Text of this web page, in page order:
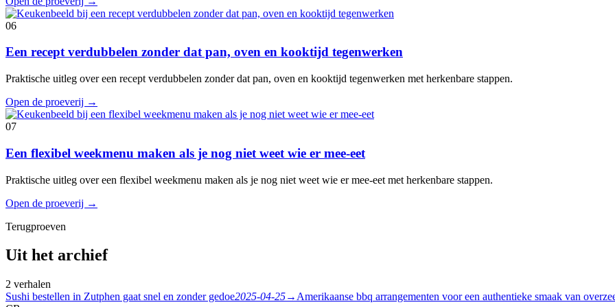
06
Een recept verdubbelen zonder dat pan, oven en kooktijd tegenwerken
Praktische uitleg over een recept verdubbelen zonder dat pan, oven en kooktijd tegenwerken met herkenbare stappen.
Open de proeverij →
07
Een flexibel weekmenu maken als je nog niet weet wie er mee-eet
Praktische uitleg over een flexibel weekmenu maken als je nog niet weet wie er mee-eet met herkenbare stappen.
Open de proeverij →
Terugproeven
Uit het archief
2 verhalen
Sushi bestellen in Zutphen gaat snel en zonder gedoe2025-04-25→ Amerikaanse bbq arrangementen voor een authentieke smaak van